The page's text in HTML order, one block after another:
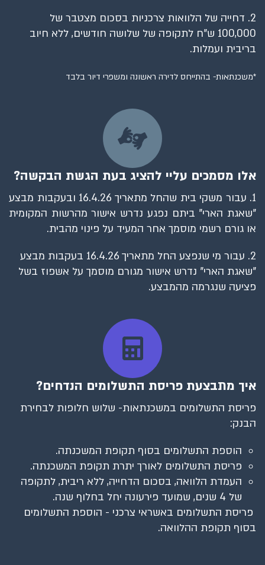
2. דחייה של הלוואות צרכניות בסכום מצטבר של
100,000 ש"ח לתקופה של שלושה חודשים, ללא חיוב
בריבית ועמלות.
*משכנתאות- בהתייחס לדירה ראשונה ומשפרי דיור בלבד
אלו מסמכים עליי להציג בעת הגשת הבקשה?
1. עבור משקי בית שהחל מתאריך 16.4.26 ובעקבות מבצע
"שאגת הארי" ביתם נפגע נדרש אישור מהרשות המקומית
או גורם רשמי מוסמך אחר המעיד על פינוי מהבית.
2. עבור מי שנפצע החל מתאריך 16.4.26
בעקבות מבצע
"שאגת הארי" נדרש אישור מגורם מוסמך על אשפוז בשל
פציעה שנגרמה מהמבצע.
איך מתבצעת פריסת התשלומים הנדחים?
פריסת התשלומים במשכנתאות- שלוש חלופות לבחירת
הבנק:
הוספת התשלומים בסוף תקופת המשכנתה.
פריסת התשלומים לאורך יתרת תקופת המשכנתה.
העמדת הלוואה, בסכום הדחייה, ללא ריבית, לתקופה
של 4 שנים, שמועד פירעונה יחל בחלוף שנה.
פריסת התשלומים באשראי צרכני - הוספת התשלומים
בסוף תקופת ההלוואה.